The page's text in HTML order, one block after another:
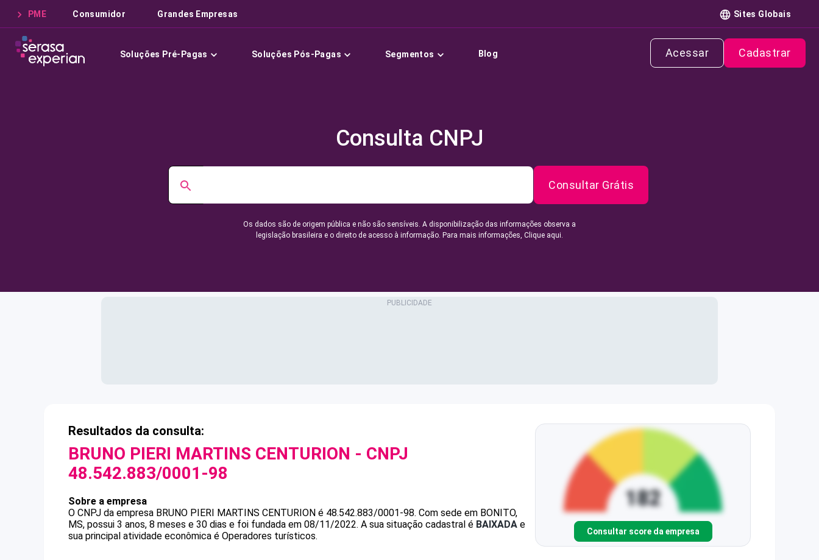
PME Consumidor Grandes Empresas Sites Globais
Soluções Pré-Pagas Soluções Pós-Pagas Segmentos Blog Acessar Cadastrar
Consulta CNPJ
Consultar Grátis
Os dados são de origem pública e não são sensíveis. A disponibilização das informações observa a
legislação brasileira e o direito de acesso à informação. Para mais informações, Clique aqui.
Resultados da consulta:
BRUNO PIERI MARTINS CENTURION - CNPJ
48.542.883/0001-98
Sobre a empresa
O CNPJ da empresa BRUNO PIERI MARTINS CENTURION é 48.542.883/0001-98. Com sede em BONITO,
MS, possui 3 anos, 8 meses e 30 dias e foi fundada em 08/11/2022. A sua situação cadastral é BAIXADA e
sua principal atividade econômica é Operadores turísticos.
Consultar score da empresa